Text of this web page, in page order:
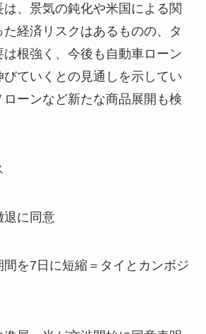
、景気の鈍化や米国による関
経済リスクはあるものの、タ
は根強く、今後も自動車ローン
ていくとの見通しを示してい
ローンなど新たな商品展開も検
退に同意
間を7日に短縮＝タイとカンボジ